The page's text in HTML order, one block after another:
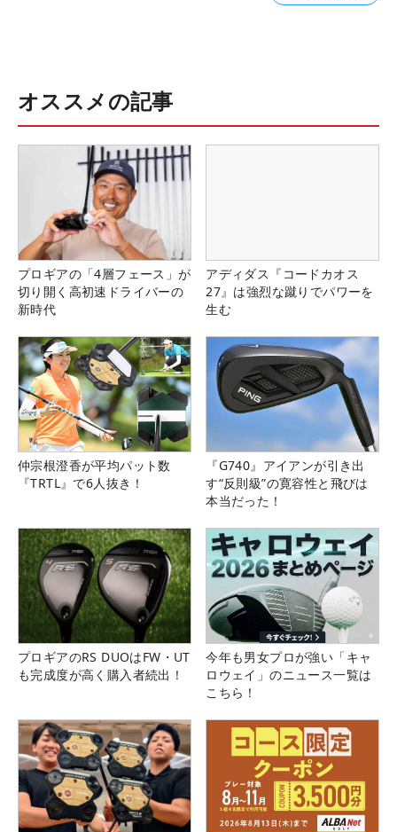
オススメの記事
プロギアの「4層フェース」が
切り開く高初速ドライバーの
新時代
アディダス『コードカオス
27』は強烈な蹴りでパワーを
生む
仲宗根澄香が平均パット数
『TRTL』で6人抜き！
『G740』アイアンが引き出
す“反則級”の寛容性と飛びは
本当だった！
プロギアのRS DUOはFW・UT
も完成度が高く購入者続出！
今年も男女プロが強い「キャ
ロウェイ」のニュース一覧は
こちら！